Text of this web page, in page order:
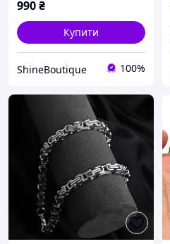
990₴
Купити
ShineBoutique 100%